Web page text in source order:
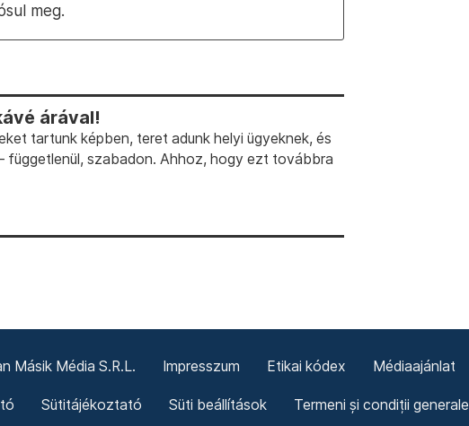
meg.
árával!
tartunk képben, teret adunk helyi ügyeknek, és
szabadon. Ahhoz, hogy ezt továbbra
Másik Média S.R.L. Impresszum Etikai kódex Médiaajánlat
Sütitájékoztató Süti beállítások Termeni și condiții generale